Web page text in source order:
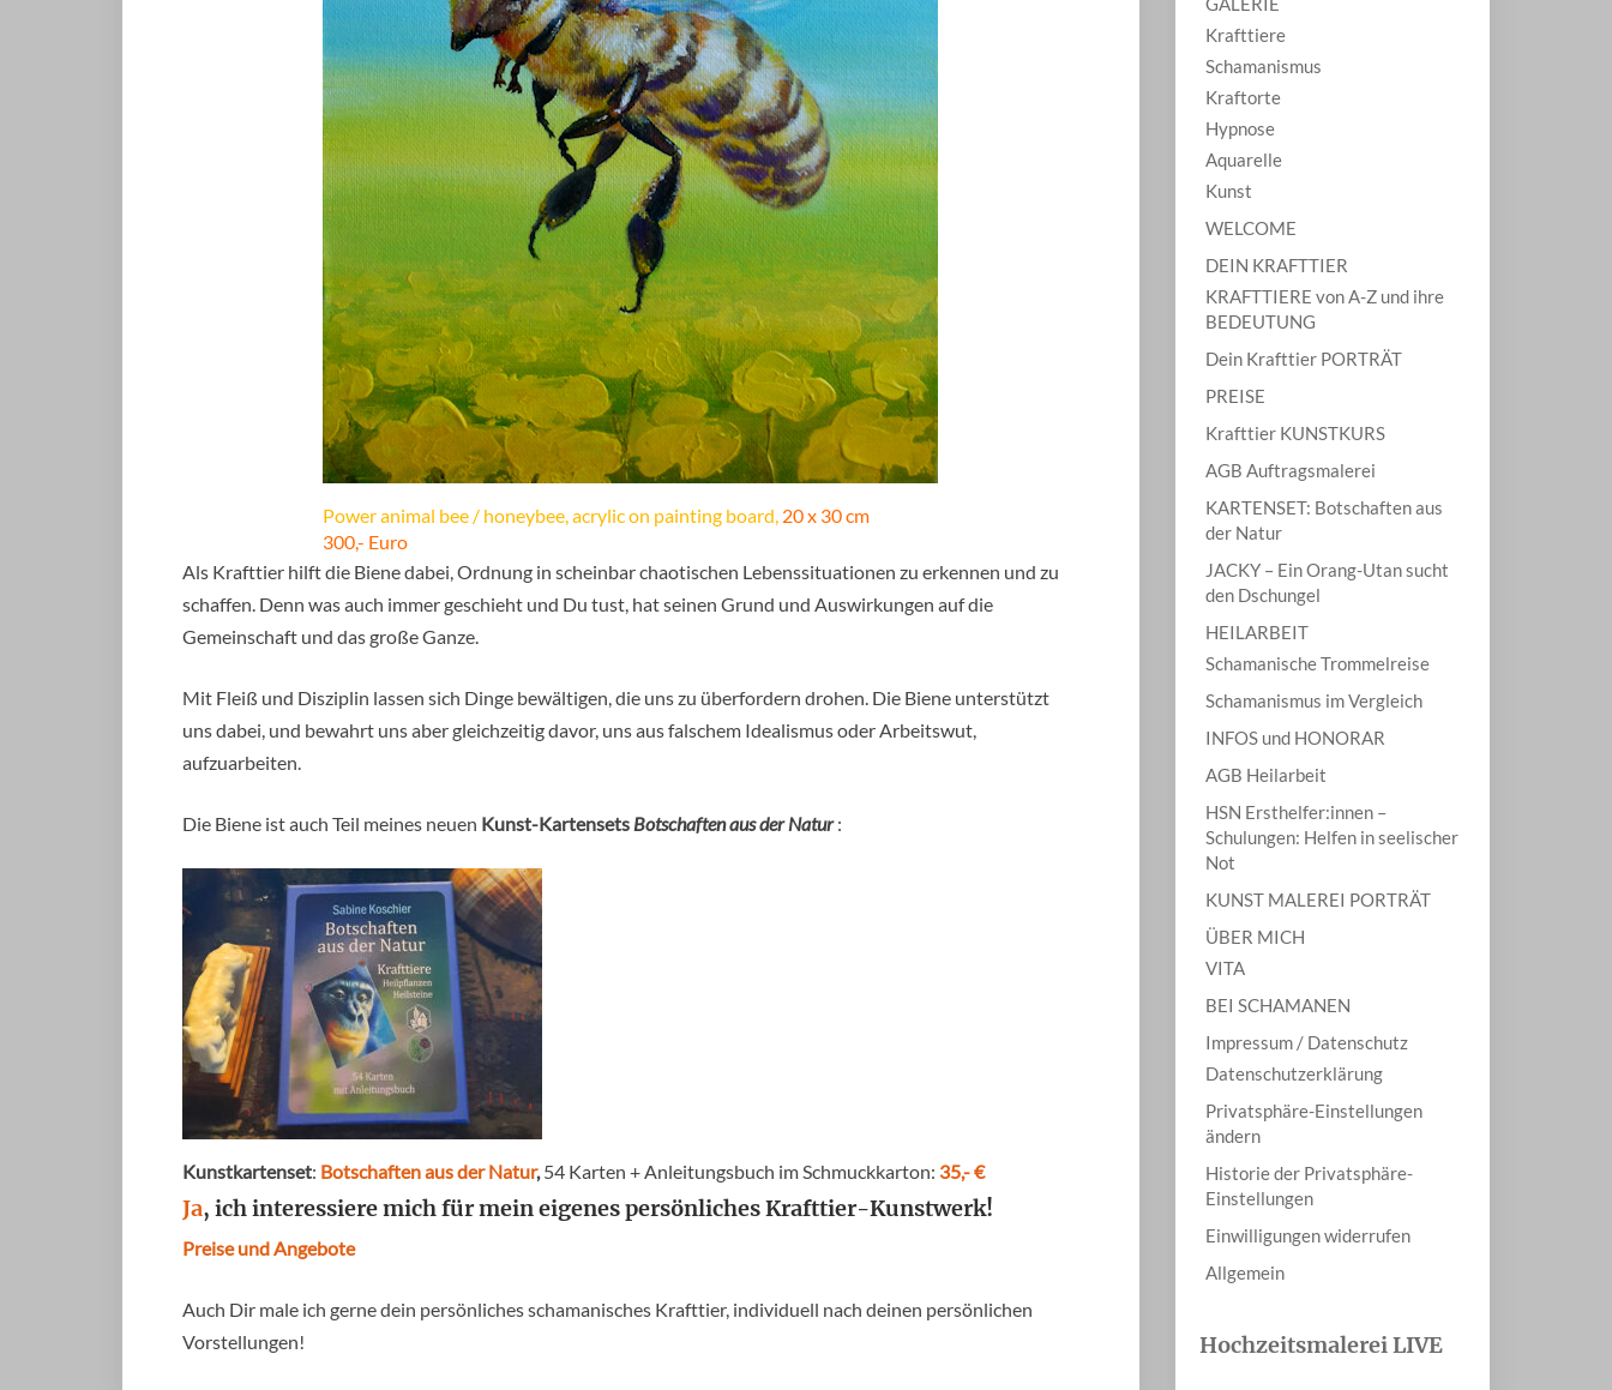
Power animal bee / honeybee, acrylic on painting board, 20 x 30 cm
300,- Euro
Als Krafttier hilft die Biene dabei, Ordnung in scheinbar chaotischen Lebenssituationen zu erkennen und zu
schaffen. Denn was auch immer geschieht und Du tust, hat seinen Grund und Auswirkungen auf die
Gemeinschaft und das große Ganze.
Mit Fleiß und Disziplin lassen sich Dinge bewältigen, die uns zu überfordern drohen. Die Biene unterstützt
uns dabei, und bewahrt uns aber gleichzeitig davor, uns aus falschem Idealismus oder Arbeitswut,
aufzuarbeiten.
Die Biene ist auch Teil meines neuen Kunst-Kartensets Botschaften aus der Natur :
Kunstkartenset: Botschaften aus der Natur,54 Karten + Anleitungsbuch im Schmuckkarton: 35,- €
Ja, ich interessiere mich für mein eigenes persönliches Krafttier-Kunstwerk!
Preise und Angebote
Auch Dir male ich gerne dein persönliches schamanisches Krafttier, individuell nach deinen persönlichen
Vorstellungen!
Krafttiere
Schamanismus
Kraftorte
Hypnose
Aquarelle
Kunst
WELCOME
DEIN KRAFTTIER
KRAFTTIERE von A-Z und ihre
BEDEUTUNG
Dein Krafttier PORTRÄT
PREISE
Krafttier KUNSTKURS
AGB Auftragsmalerei
KARTENSET: Botschaften aus
der Natur
JACKY – Ein Orang-Utan sucht
den Dschungel
HEILARBEIT
Schamanische Trommelreise
Schamanismus im Vergleich
INFOS und HONORAR
AGB Heilarbeit
HSN Ersthelfer:innen –
Schulungen: Helfen in seelischer
Not
KUNST MALEREI PORTRÄT
ÜBER MICH
VITA
BEI SCHAMANEN
Impressum / Datenschutz
Datenschutzerklärung
Privatsphäre-Einstellungen
ändern
Historie der Privatsphäre-
Einstellungen
Einwilligungen widerrufen
Allgemein
Hochzeitsmalerei LIVE